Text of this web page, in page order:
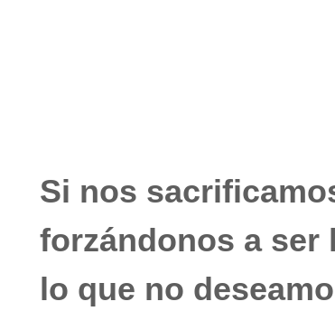
Si nos
forzándonos a ser
lo que no